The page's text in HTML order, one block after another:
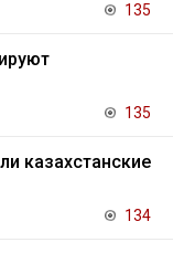
135
135
казахстанские
134